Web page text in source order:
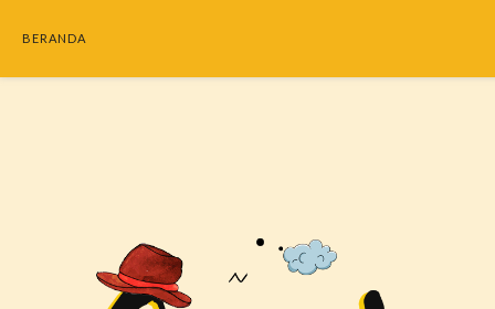
BERANDA